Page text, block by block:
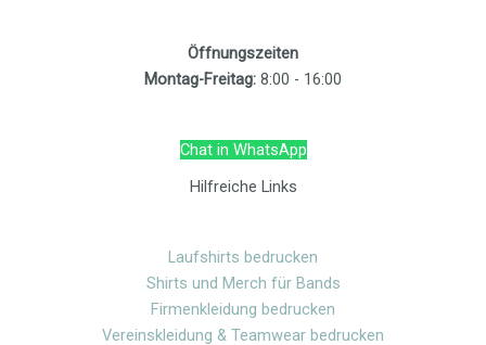
Öffnungszeiten
Montag-Freitag: 8:00 - 16:00
Chat in WhatsApp
Hilfreiche Links
Laufshirts bedrucken
Shirts und Merch für Bands
Firmenkleidung bedrucken
Vereinskleidung & Teamwear bedrucken